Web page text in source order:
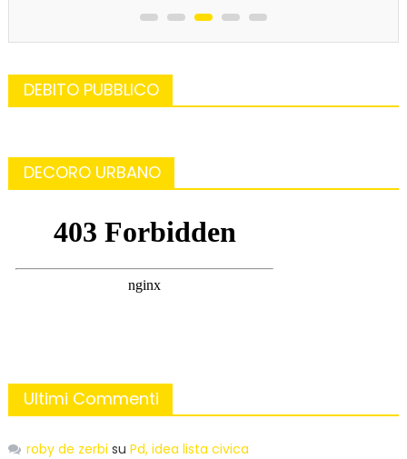
DEBITO PUBBLICO
DECORO URBANO
Ultimi Commenti
roby de zerbi su Pd, idea lista civica